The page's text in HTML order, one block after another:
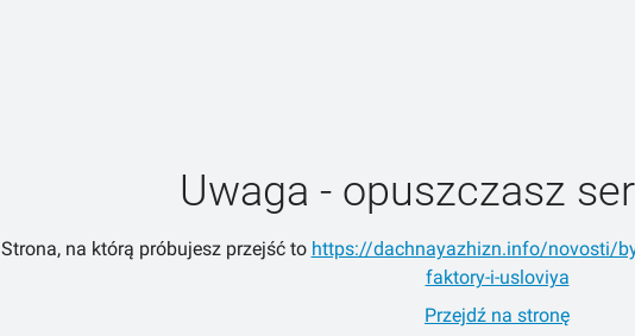
Uwaga - opuszczasz
Strona, na którą próbujesz przejść to https://dachnayazhizn.info/novosti/
faktory-i-usloviya
Przejdź na stronę